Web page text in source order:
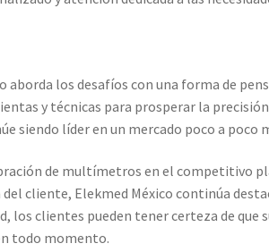
los desafíos con una forma de
y técnicas para prosperar la
siendo líder en un mercado poco a poco
de multímetros en el competitivo
cliente, Elekmed México continúa
los clientes pueden tener certeza de
todo momento.